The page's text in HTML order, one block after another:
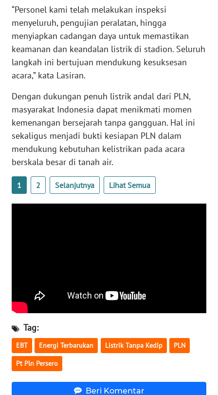
“Personel kami telah melakukan inspeksi
menyeluruh, pengujian peralatan, hingga
menyiapkan cadangan daya untuk memastikan
keamanan dan keandalan listrik di stadion. Seluruh
langkah ini bertujuan mendukung kesuksesan
acara,” kata Lasiran.
Dengan dukungan penuh listrik andal dari PLN,
masyarakat Indonesia dapat menikmati momen
kemenangan bersejarah tanpa gangguan. Hal ini
sekaligus menjadi bukti kesiapan PLN dalam
mendukung kebutuhan kelistrikan pada acara
berskala besar di tanah air.
1 2 Selanjutnya Lihat Semua
Tag:
EBT Energi Terbarukan Listrik Tanpa Kedip PLN
Pt Pln Persero
Beri Komentar
WN
SUMBAR
SUMSEL
BENGKULU
WN
LAMPUNG
WN
JATENG
WN
WN
KALBAR
WN